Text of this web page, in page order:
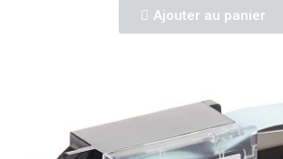
Ajouter au panier